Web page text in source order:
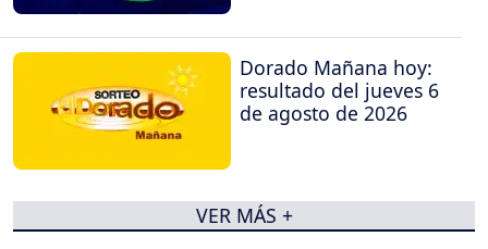
Dorado Mañana hoy:
resultado del jueves 6
de agosto de 2026
VER MÁS +